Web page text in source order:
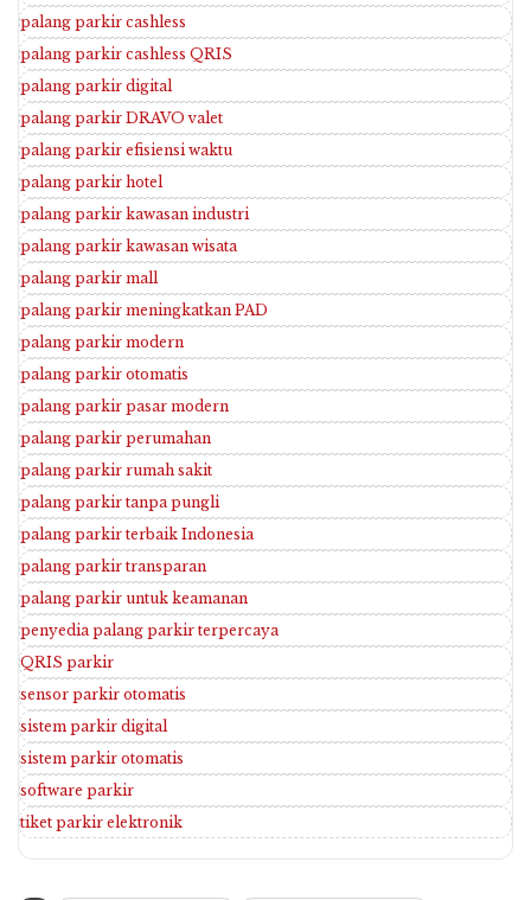
palang parkir cashless
palang parkir cashless QRIS
palang parkir digital
palang parkir DRAVO valet
palang parkir efisiensi waktu
palang parkir hotel
palang parkir kawasan industri
palang parkir kawasan wisata
palang parkir mall
palang parkir meningkatkan PAD
palang parkir modern
palang parkir otomatis
palang parkir pasar modern
palang parkir perumahan
palang parkir rumah sakit
palang parkir tanpa pungli
palang parkir terbaik Indonesia
palang parkir transparan
palang parkir untuk keamanan
penyedia palang parkir terpercaya
QRIS parkir
sensor parkir otomatis
sistem parkir digital
sistem parkir otomatis
software parkir
tiket parkir elektronik